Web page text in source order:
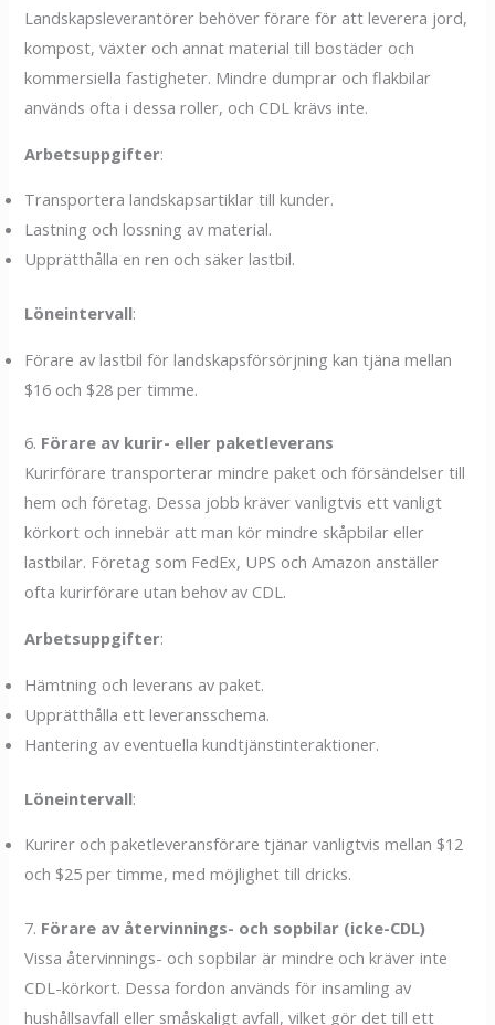
Landskapsleverantörer behöver förare för att leverera jord,
kompost, växter och annat material till bostäder och
kommersiella fastigheter. Mindre dumprar och flakbilar
används ofta i dessa roller, och CDL krävs inte.
Arbetsuppgifter:
Transportera landskapsartiklar till kunder.
Lastning och lossning av material.
Upprätthålla en ren och säker lastbil.
Löneintervall:
Förare av lastbil för landskapsförsörjning kan tjäna mellan
$16 och $28 per timme.
6. Förare av kurir- eller paketleverans
Kurirförare transporterar mindre paket och försändelser till
hem och företag. Dessa jobb kräver vanligtvis ett vanligt
körkort och innebär att man kör mindre skåpbilar eller
lastbilar. Företag som FedEx, UPS och Amazon anställer
ofta kurirförare utan behov av CDL.
Arbetsuppgifter:
Hämtning och leverans av paket.
Upprätthålla ett leveransschema.
Hantering av eventuella kundtjänstinteraktioner.
Löneintervall:
Kurirer och paketleveransförare tjänar vanligtvis mellan $12
och $25 per timme, med möjlighet till dricks.
7. Förare av återvinnings- och sopbilar (icke-CDL)
Vissa återvinnings- och sopbilar är mindre och kräver inte
CDL-körkort. Dessa fordon används för insamling av
hushållsavfall eller småskaligt avfall, vilket gör det till ett